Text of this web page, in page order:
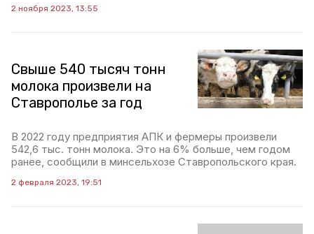
2 ноября 2023, 13:55
Свыше 540 тысяч тонн
молока произвели на
Ставрополье за год
В 2022 году предприятия АПК и фермеры произвели
542,6 тыс. тонн молока. Это на 6% больше, чем годом
ранее, сообщили в минсельхозе Ставропольского края.
2 февраля 2023, 19:51